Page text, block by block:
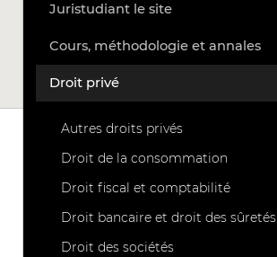
Juristudiant le site
Cours, méthodologie et annales
Droit privé
Autres droits privés
Droit de la consommation
Droit fiscal et comptabilité
Droit bancaire et droit des sûretés
Droit des sociétés